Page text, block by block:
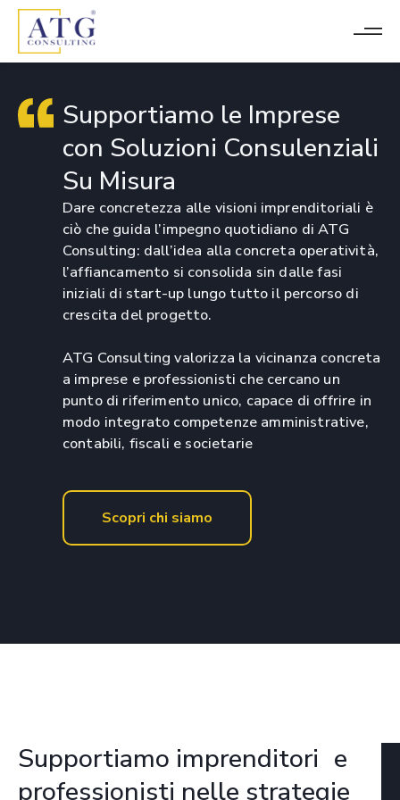
Supportiamo le Imprese
con Soluzioni Consulenziali
Su Misura
Dare concretezza alle visioni imprenditoriali è
ciò che guida l’impegno quotidiano di ATG
Consulting: dall’idea alla concreta operatività,
l’affiancamento si consolida sin dalle fasi
iniziali di start-up lungo tutto il percorso di
crescita del progetto.
ATG Consulting valorizza la vicinanza concreta
a imprese e professionisti che cercano un
punto di riferimento unico, capace di offrire in
modo integrato competenze amministrative,
contabili, fiscali e societarie
Scopri chi siamo
Supportiamo imprenditori e
professionisti nelle strategie